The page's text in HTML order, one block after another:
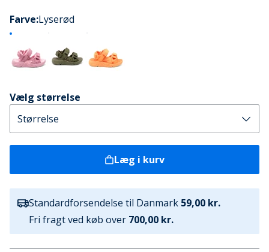
Farve:Lyserød
Vælg størrelse
Læg i kurv
Standardforsendelse til Danmark 59,00 kr.
Fri fragt ved køb over 700,00 kr.